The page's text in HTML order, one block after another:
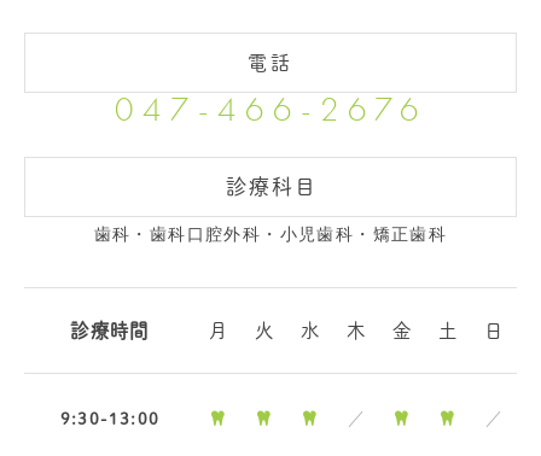
047-466-2676
診療科目
歯科・歯科口腔外科・小児歯科・矯正歯科
診療時間 月 火 水 木 金 土 日
9:30-13:00 ／ ／